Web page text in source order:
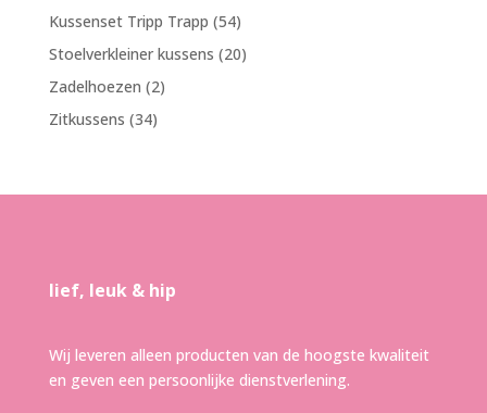
producten
Kussenset Tripp Trapp 5454
producten
Stoelverkleiner kussens 2020
Zadelhoezen 22
Zitkussens 3434
lief, leuk & hip
Wij leveren alleen producten van de hoogste kwaliteit
en geven een persoonlijke dienstverlening.